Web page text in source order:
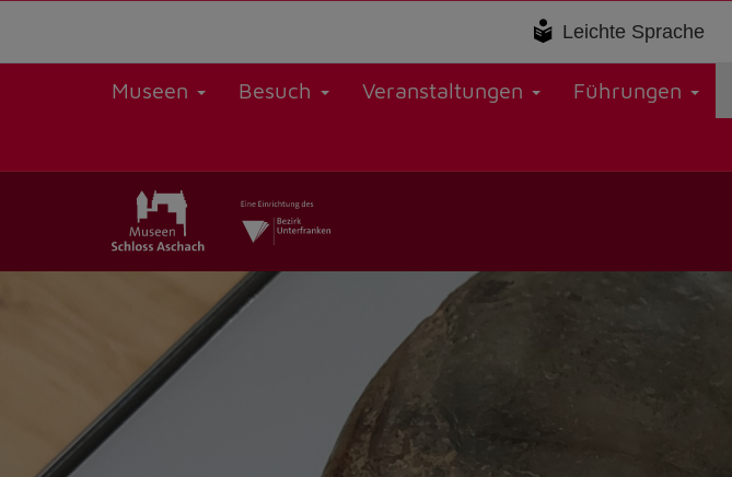
Leichte Sprache
Museen Besuch Veranstaltungen Führungen